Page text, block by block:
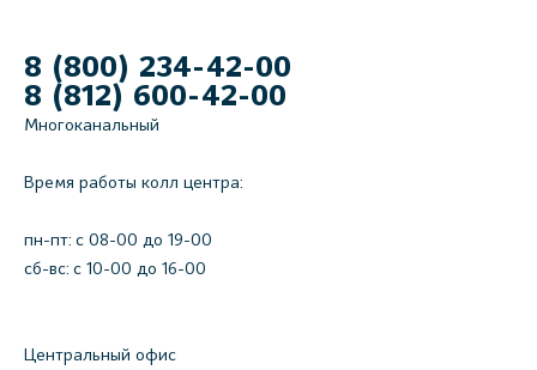
8 (800) 234-42-00
8 (812) 600-42-00
Многоканальный
Время работы колл центра:
пн-пт: c 08-00 до 19-00
сб-вс: с 10-00 до 16-00
Центральный офис